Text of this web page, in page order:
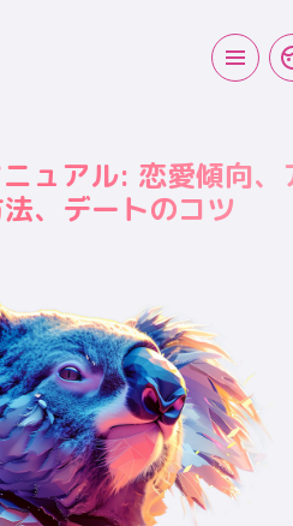
ュアル: 恋愛傾向、
、デートのコツ